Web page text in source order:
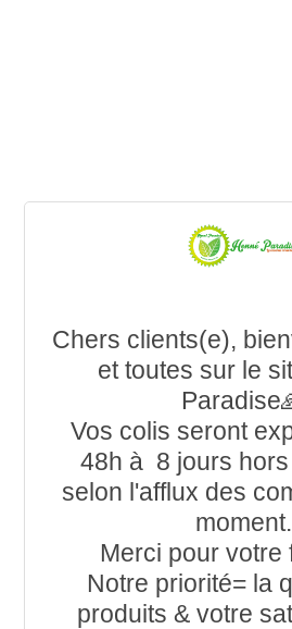
Chers clients(e),
et toutes sur le
Vos colis seront
48h à 8 jours
selon l'afflux des
moment.
Merci pour votre
Notre priorité= la
produits & votre